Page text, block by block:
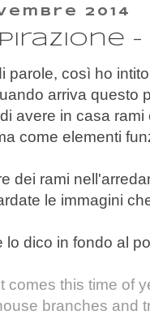
2014
-
parole, così ho
arriva questo
avere in casa
come elementi
dei rami
le immagini
lo dico in fondo al
comes this time of
branches and